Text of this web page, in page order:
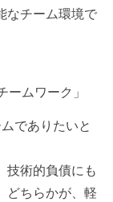
なチーム環境で
ームワーク」
でありたいと
技術的負債にも
どちらかが、軽